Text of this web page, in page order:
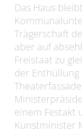
Das Haus
Trägerschaft
aber auf
Freistaat zu
der Enthüllung
einem Festakt
Kunstminister